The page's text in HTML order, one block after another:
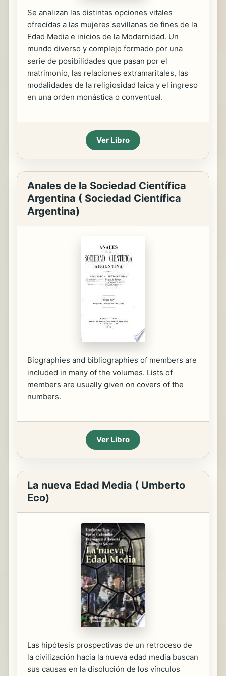
Se analizan las distintas opciones vitales
ofrecidas a las mujeres sevillanas de fines de la
Edad Media e inicios de la Modernidad. Un
mundo diverso y complejo formado por una
serie de posibilidades que pasan por el
matrimonio, las relaciones extramaritales, las
modalidades de la religiosidad laica y el ingreso
en una orden monástica o conventual.
Ver Libro
Anales de la Sociedad Científica
Argentina ( Sociedad Científica
Argentina)
Biographies and bibliographies of members are
included in many of the volumes. Lists of
members are usually given on covers of the
numbers.
Ver Libro
La nueva Edad Media ( Umberto
Eco)
Las hipótesis prospectivas de un retroceso de
la civilización hacia la nueva edad media buscan
sus causas en la disolución de los vínculos